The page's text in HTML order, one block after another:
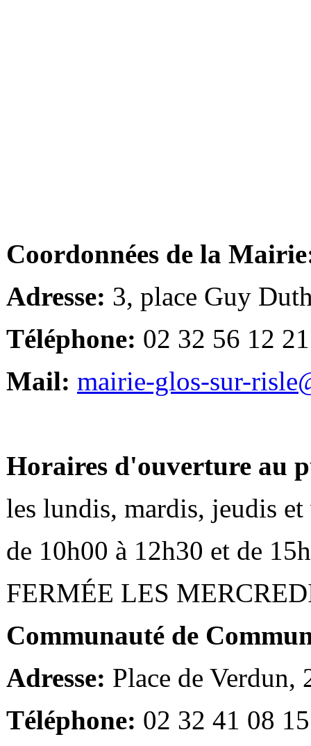
Coordonnées de la
Adresse: 3, place Guy
Téléphone: 02 32 56 12 21
Mail: mairie-glos-sur-
Horaires d'ouverture au
les lundis, mardis, jeudis et
de 10h00 à 12h30 et de
FERMÉE LES
Communauté de
Adresse: Place de Verdun,
Téléphone: 02 32 41 08 15